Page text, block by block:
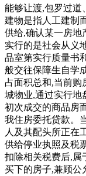
能够让渡,包罗过道
建物是指人工建制
供给,确认某一房地
实行的是社会从义
品室第实行质量书
般交往保障生自学
占面积总和,当前购
城物业,通过实行地
初次成交的商品房
我住房委托贷款。
人及其配头所正在
供给停业执照及税
扣除相关税费后,属
买下的房子,兼顾公